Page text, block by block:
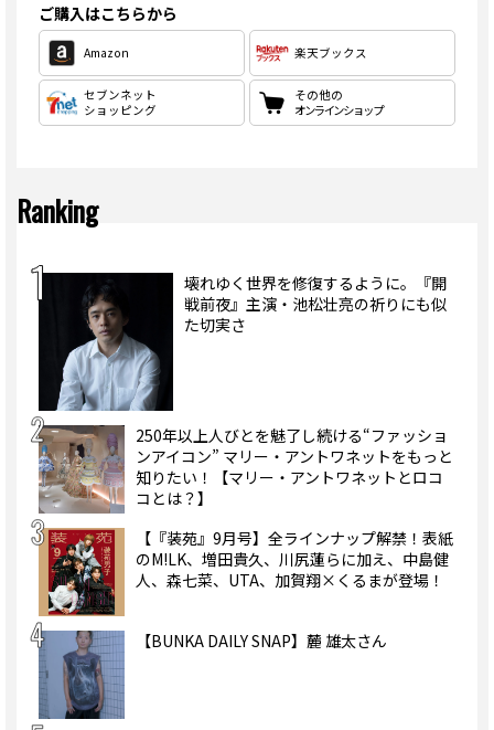
ご購入はこちらから
Amazon 楽天ブックス
セブンネット
ショッピング
その他の
オンラインショップ
Ranking
壊れゆく世界を修復するように。『開
戦前夜』主演・池松壮亮の祈りにも似
た切実さ
250年以上人びとを魅了し続ける“ファッショ
ンアイコン” マリー・アントワネットをもっと
知りたい！【マリー・アントワネットとロコ
コとは？】
【『装苑』9月号】全ラインナップ解禁！表紙
のM!LK、増田貴久、川尻蓮らに加え、中島健
人、森七菜、UTA、加賀翔×くるまが登場！
【BUNKA DAILY SNAP】麓 雄太さん